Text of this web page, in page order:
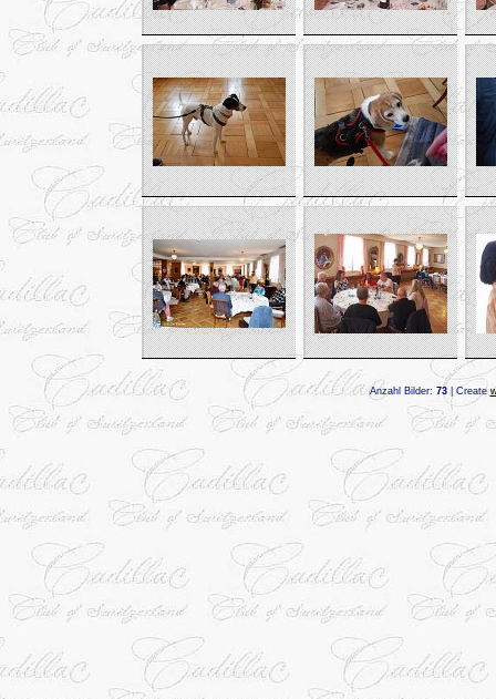
Anzahl Bilder: 73| Create